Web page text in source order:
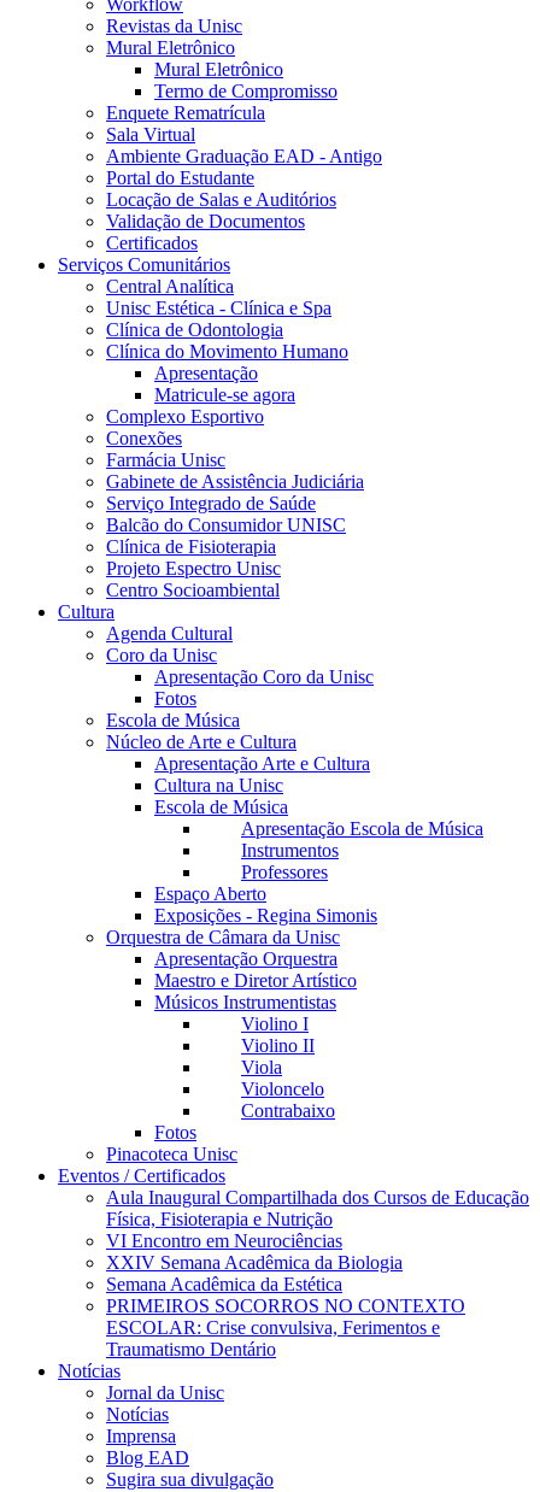
Workflow
Revistas da Unisc
Mural Eletrônico
Mural Eletrônico
Termo de Compromisso
Enquete Rematrícula
Sala Virtual
Ambiente Graduação EAD - Antigo
Portal do Estudante
Locação de Salas e Auditórios
Validação de Documentos
Certificados
Serviços Comunitários
Central Analítica
Unisc Estética - Clínica e Spa
Clínica de Odontologia
Clínica do Movimento Humano
Apresentação
Matricule-se agora
Complexo Esportivo
Conexões
Farmácia Unisc
Gabinete de Assistência Judiciária
Serviço Integrado de Saúde
Balcão do Consumidor UNISC
Clínica de Fisioterapia
Projeto Espectro Unisc
Centro Socioambiental
Cultura
Agenda Cultural
Coro da Unisc
Apresentação Coro da Unisc
Fotos
Escola de Música
Núcleo de Arte e Cultura
Apresentação Arte e Cultura
Cultura na Unisc
Escola de Música
Apresentação Escola de Música
Instrumentos
Professores
Espaço Aberto
Exposições - Regina Simonis
Orquestra de Câmara da Unisc
Apresentação Orquestra
Maestro e Diretor Artístico
Músicos Instrumentistas
Violino I
Violino II
Viola
Violoncelo
Contrabaixo
Fotos
Pinacoteca Unisc
Eventos / Certificados
Aula Inaugural Compartilhada dos Cursos de Educação
Física, Fisioterapia e Nutrição
VI Encontro em Neurociências
XXIV Semana Acadêmica da Biologia
Semana Acadêmica da Estética
PRIMEIROS SOCORROS NO CONTEXTO
ESCOLAR: Crise convulsiva, Ferimentos e
Traumatismo Dentário
Notícias
Jornal da Unisc
Notícias
Imprensa
Blog EAD
Sugira sua divulgação